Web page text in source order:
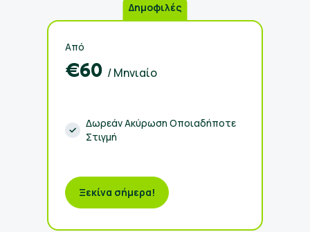
Δημοφιλές
Από
€60 / Μηνιαίο
Δωρεάν Ακύρωση Οποιαδήποτε
Στιγμή
Ξεκίνα σήμερα!